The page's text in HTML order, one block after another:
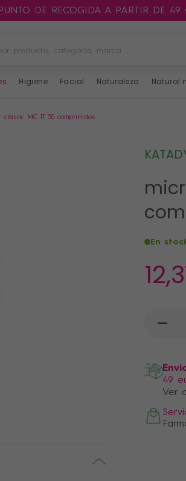
DE RECOGIDA A PARTIR DE
Higiene Facial Naturaleza Natural
classic MC 1T 50 comprimidos
En
12
-
49
Ver